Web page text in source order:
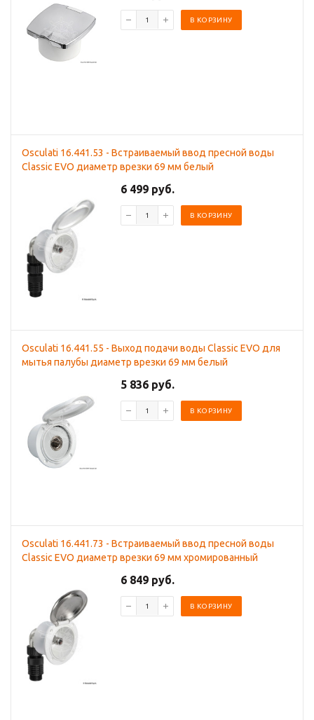
В КОРЗИНУ
Osculati 16.441.53 - Встраиваемый ввод пресной воды
Classic EVO диаметр врезки 69 мм белый
6 499 руб.
В КОРЗИНУ
Osculati 16.441.55 - Выход подачи воды Classic EVO для
мытья палубы диаметр врезки 69 мм белый
5 836 руб.
В КОРЗИНУ
Osculati 16.441.73 - Встраиваемый ввод пресной воды
Classic EVO диаметр врезки 69 мм хромированный
6 849 руб.
В КОРЗИНУ